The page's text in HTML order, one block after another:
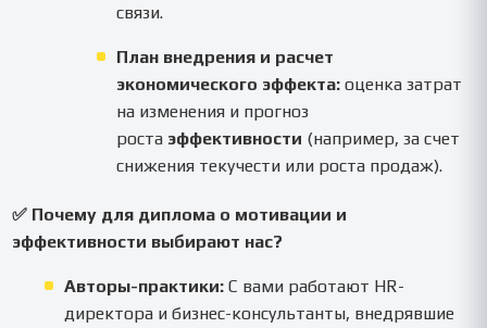
связи.
План внедрения и расчет
экономического эффекта: оценка затрат
на изменения и прогноз
роста эффективности (например, за счет
снижения текучести или роста продаж).
✅ Почему для диплома о мотивации и
эффективности выбирают нас?
Авторы-практики: С вами работают HR-
директора и бизнес-консультанты, внедрявшие